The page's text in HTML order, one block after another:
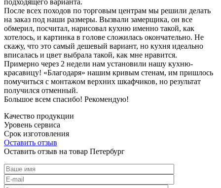
После всех походов по торговым центрам мы решили делать
на заказ под наши размеры. Вызвали замерщика, он все
обмерил, посчитал, нарисовал кухню именно такой, как
хотелось, и картинка в голове сложилась окончательно. Не
скажу, что это самый дешевый вариант, но кухня идеально
вписалась и цвет выбрала такой, как мне нравится.
Примерно через 2 недели нам установили нашу кухню-
красавицу! «Благодаря» нашим кривым стенам, им пришлось
помучиться с монтажом верхних шкафчиков, но результат
получился отменный.
Большое всем спасибо! Рекомендую!
Качество продукции
Уровень сервиса
Срок изготовления
Оставить отзыв
Оставить отзыв на товар Петербург